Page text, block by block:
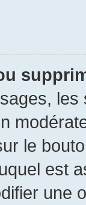
le
est
une